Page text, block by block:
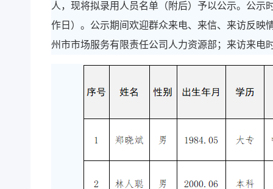
人，现将拟录用人员名单（附后）予以公示。公示
作日）。公示期间欢迎群众来电、来信、来访反映
州市市场服务有限责任公司人力资源部；来访来电